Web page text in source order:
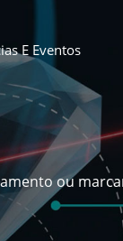
E Eventos
ou